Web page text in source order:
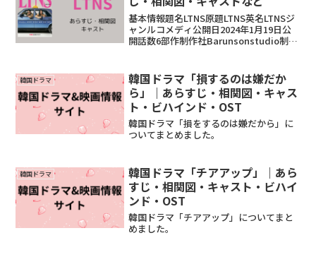
基本情報題名LTNS原題LTNS英名LTNSジ
ャンルコメディ公開日2024年1月19日公
開話数6部作制作社Barunsonstudio制作
影期間2023年5月31日～2ReadMore...
韓国ドラマ
韓国ドラマ「損するのは嫌だか
ら」｜あらすじ・相関図・キャス
ト・ビハインド・OST
韓国ドラマ「損をするのは嫌だから」に
ついてまとめました。
韓国ドラマ
韓国ドラマ「チアアップ」｜あら
すじ・相関図・キャスト・ビハイ
ンド・OST
韓国ドラマ「チアアップ」についてまと
めました。